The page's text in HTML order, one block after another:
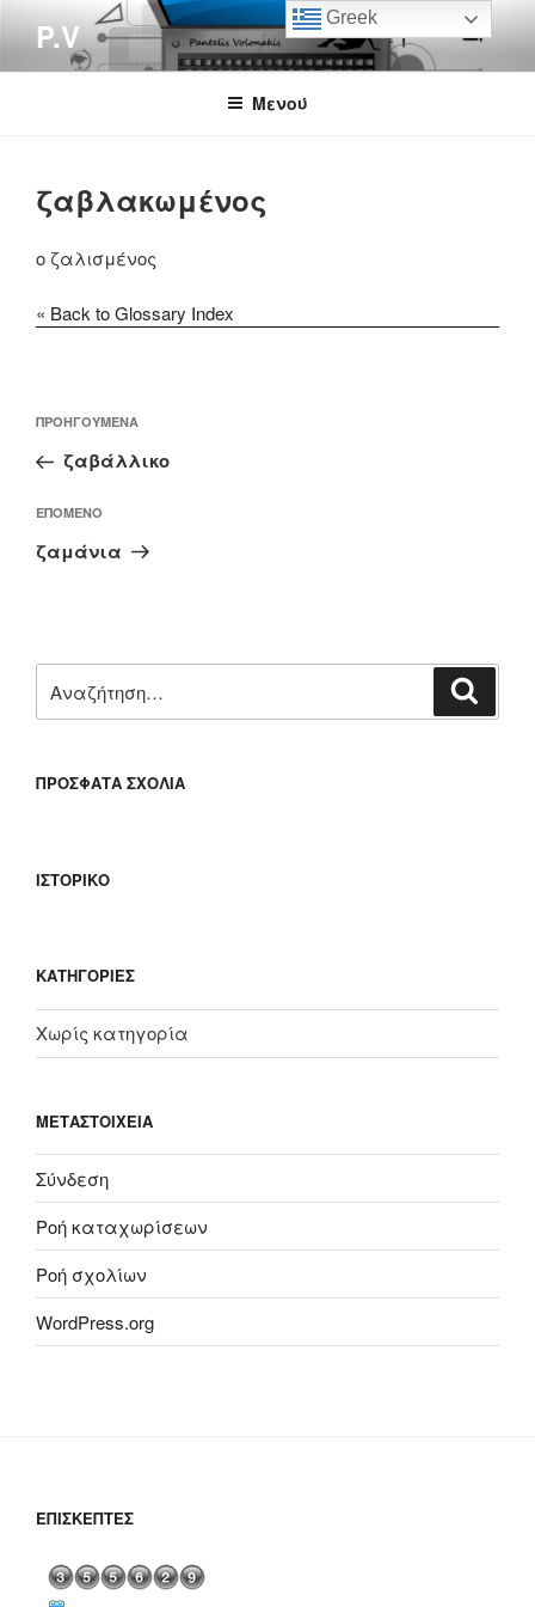
περιεχόμενο
P.V
Μενού
ζαβλακωμένος
ο ζαλισμένος
« Back to Glossary Index
άρθρων
Προηγούμενο
άρθρο
ΠΡΟΗΓΟΎΜΕΝΑ
ζαβάλλικο
Επόμενο
άρθρο
ΕΠΌΜΕΝΟ
ζαμάνια
για:
ΠΡΌΣΦΑΤΑ ΣΧΌΛΙΑ
ΙΣΤΟΡΙΚΌ
KΑΤΗΓΟΡΊΕΣ
Χωρίς κατηγορία
ΜΕΤΑΣΤΟΙΧΕΊΑ
Σύνδεση
Ροή καταχωρίσεων
Ροή σχολίων
WordPress.org
ΕΠΙΣΚΈΠΤΕΣ
Greek